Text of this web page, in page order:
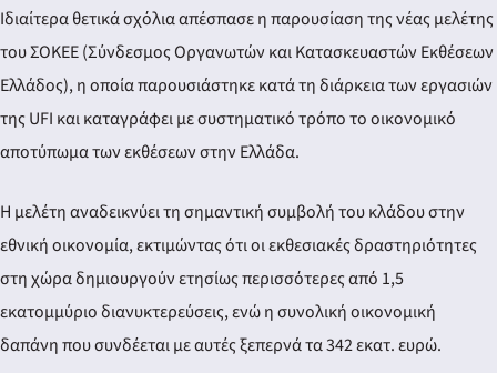
Ιδιαίτερα θετικά σχόλια απέσπασε η παρουσίαση της νέας μελέτης
του ΣΟΚΕΕ (Σύνδεσμος Οργανωτών και Κατασκευαστών Εκθέσεων
Ελλάδος), η οποία παρουσιάστηκε κατά τη διάρκεια των εργασιών
της UFI και καταγράφει με συστηματικό τρόπο το οικονομικό
αποτύπωμα των εκθέσεων στην Ελλάδα.
Η μελέτη αναδεικνύει τη σημαντική συμβολή του κλάδου στην
εθνική οικονομία, εκτιμώντας ότι οι εκθεσιακές δραστηριότητες
στη χώρα δημιουργούν ετησίως περισσότερες από 1,5
εκατομμύριο διανυκτερεύσεις, ενώ η συνολική οικονομική
δαπάνη που συνδέεται με αυτές ξεπερνά τα 342 εκατ. ευρώ.